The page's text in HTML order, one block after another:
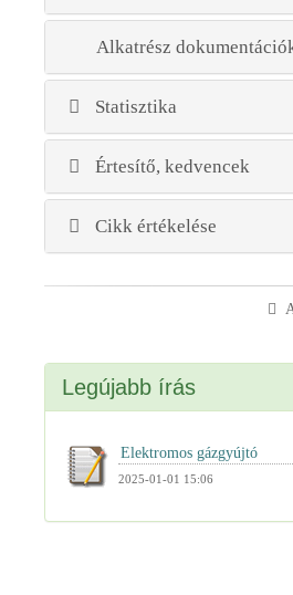
Alkatrész
Statisztika
Értesítő, kedvencek
Cikk értékelése
Legújabb írás
2025-01-01 15:06